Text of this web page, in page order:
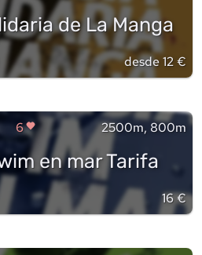
de La Manga
desde 12 €
6 2500m, 800m
en mar Tarifa
16 €